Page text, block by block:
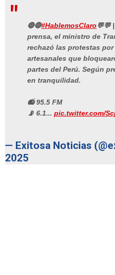
🔴🔵#HablemosClaro💬💬
prensa, el ministro de
rechazó las protestas
artesanales que
partes del Perú. Según
en tranquilidad.
📻 95.5 FM
📡 6.1... pic.twitter.com/
— Exitosa Noticias
2025